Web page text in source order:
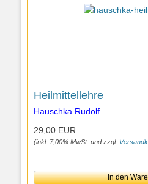
Heilmittellehre
Hauschka Rudolf
29,00 EUR
(inkl. 7,00% MwSt. und zzgl.
In den